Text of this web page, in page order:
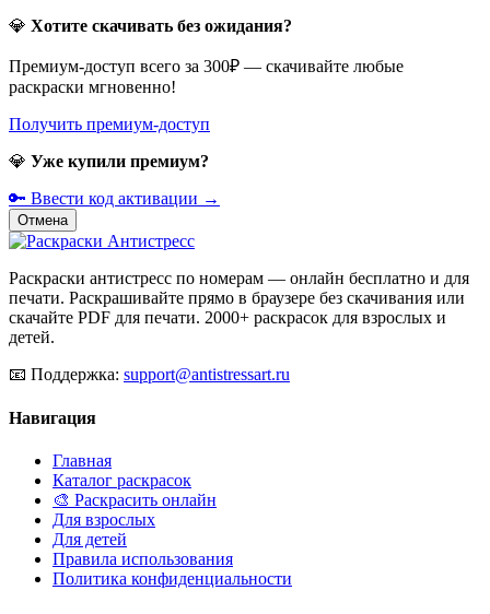
💎 Хотите скачивать без ожидания?
Премиум-доступ всего за 300₽ — скачивайте любые
раскраски мгновенно!
Получить премиум-доступ
💎 Уже купили премиум?
🔑 Ввести код активации →
Отмена
Раскраски антистресс по номерам — онлайн бесплатно и для
печати. Раскрашивайте прямо в браузере без скачивания или
скачайте PDF для печати. 2000+ раскрасок для взрослых и
детей.
📧 Поддержка: support@antistressart.ru
Навигация
Главная
Каталог раскрасок
🎨 Раскрасить онлайн
Для взрослых
Для детей
Правила использования
Политика конфиденциальности